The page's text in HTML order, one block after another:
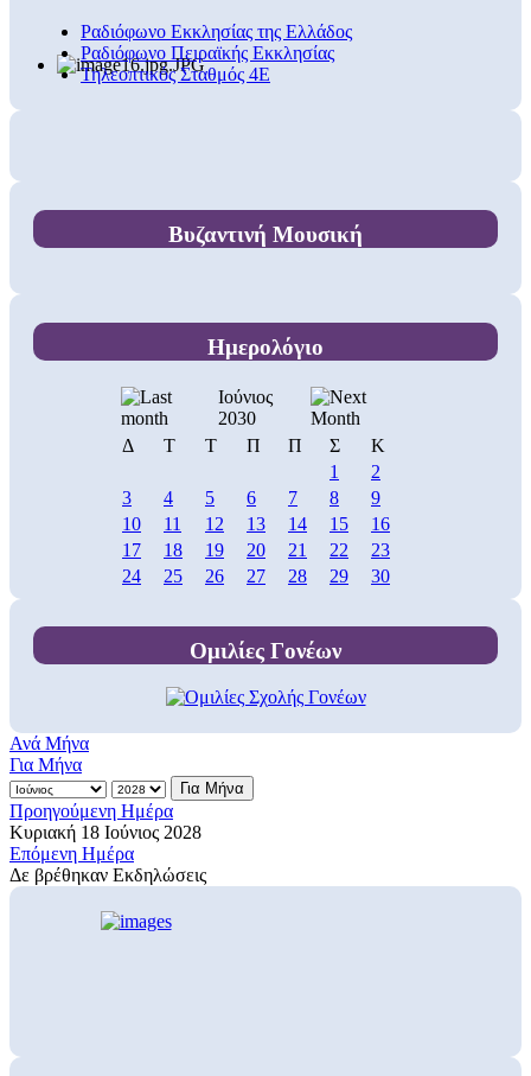
Ραδιόφωνο Εκκλησίας της Ελλάδος
Ραδιόφωνο Πειραϊκής Εκκλησίας
Τηλεοπτικός Σταθμός 4Ε
Βυζαντινή Μουσική
Ημερολόγιο
Ιούνιος
2030
Δ
Τ Τ Π Π Σ
Κ
1
2
3
4 5 6 7 8
9
10
11 12 13 14 15
16
17
18 19 20 21 22
23
24
25 26 27 28 29 30
Ομιλίες Γονέων
Ανά Μήνα
Για Μήνα
Για Μήνα
Προηγούμενη Ημέρα
Κυριακή 18 Ιούνιος 2028
Επόμενη Ημέρα
Δε βρέθηκαν Εκδηλώσεις